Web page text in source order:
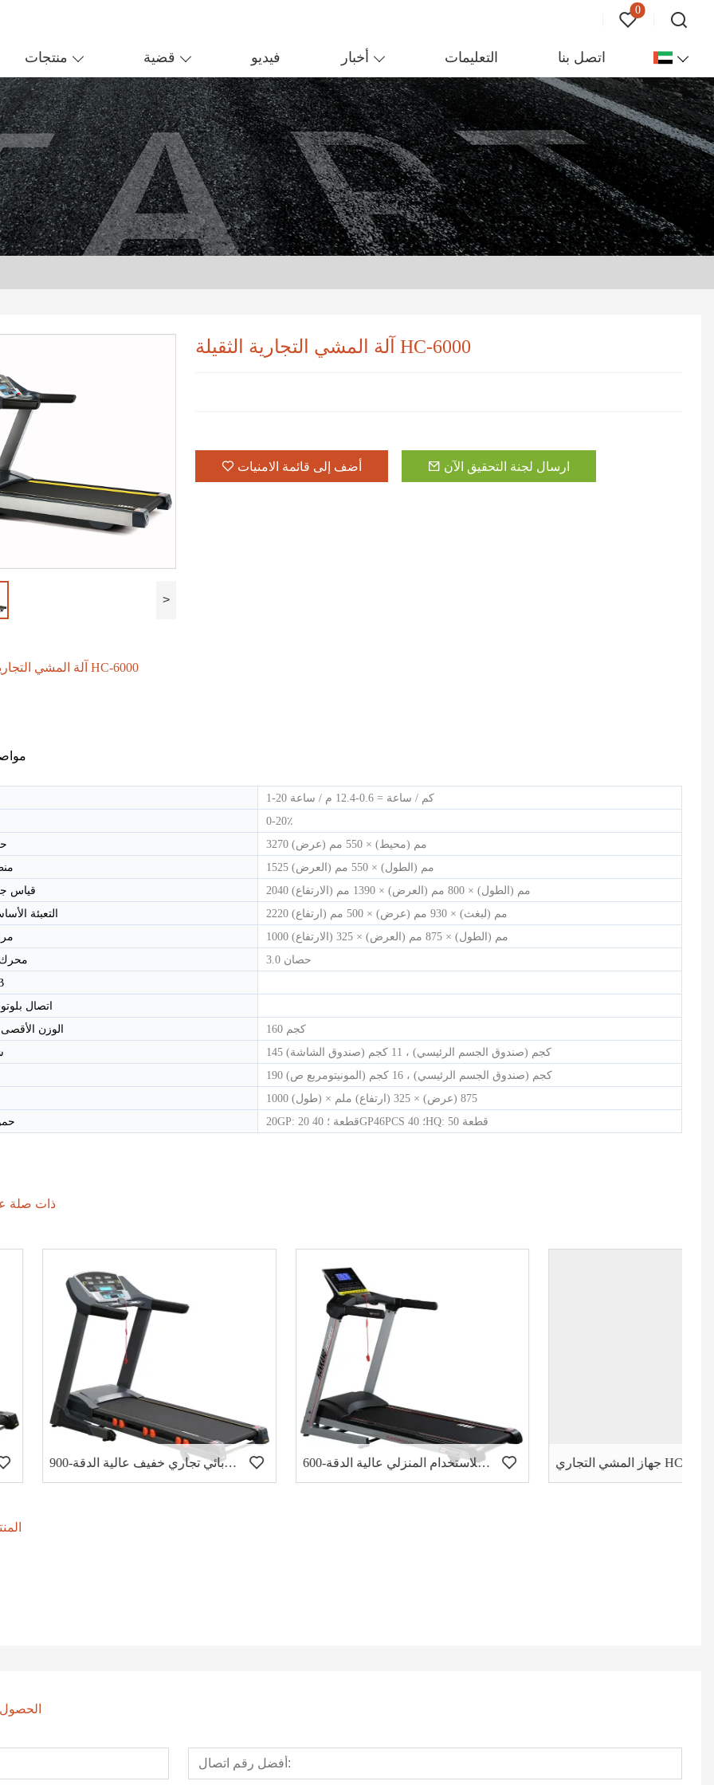
0
منتجات قضية فيديو أخبار التعليمات اتصل بنا
>
آلة المشي التجارية الثقيلة HC-6000
أضف إلى قائمة الامنيات ارسال لجنة التحقيق الآن
آلة المشي التجارية الثقيلة HC-6000
1-20 كم / ساعة = 0.6-12.4 م / ساعة
0-20٪
3270 مم (محيط) × 550 مم (عرض)
1525 مم (الطول) × 550 مم (العرض)
قياس
2040 مم (الطول) × 800 مم (العرض) × 1390 مم (الارتفاع)
التعبئة
2220 مم (لبغث) × 930 مم (عرض) × 500 مم (ارتفاع)
1000 مم (الطول) × 875 مم (العرض) × 325 (الارتفاع)
محرك
3.0 حصان
اتصال
الوزن
160 كجم
145 كجم (صندوق الجسم الرئيسي) ، 11 كجم (صندوق الشاشة)
190 كجم (صندوق الجسم الرئيسي) ، 16 كجم (المونيتو
مربع ص)
1000 (طول) × 875 (عرض) × 325 (ارتفاع) ملم
20GP: 20 قطعة ؛ 40GP46PCS ؛ 40HQ: 50 قطعة
ذات صلة
جهاز مشي كهربائي تجاري خفيف عالية الدقة-900 جهاز مشي كهربائي للاستخدام المنزلي عالية الدقة-600 جهاز المشي التجاري HC-8000 ثقيل